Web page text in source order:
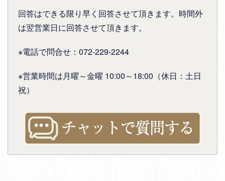
回答はできる限り早く回答させて頂きます。時間外
は翌営業日に回答させて頂きます。
※電話で問合せ：072-229-2244
※営業時間は月曜～金曜 10:00～18:00（休日：土日
祝）